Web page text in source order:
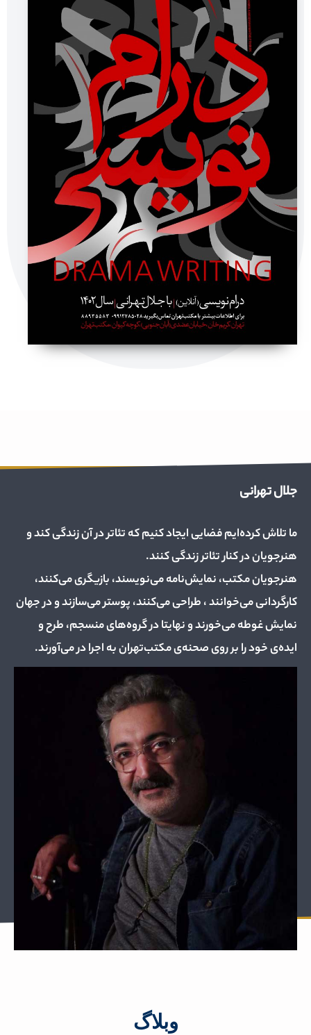
جلال تهرانی
ما تلاش کرده‌ایم فضایی ایجاد کنیم که تئاتر در آن زندگی کند و
هنرجویان در کنار تئاتر زندگی کنند.
هنرجویان مکتب، نمایش‌نامه می‌نویسند، بازیگری می‌کنند،
کارگردانی می‌خوانند ، طراحی می‌کنند، پوستر می‌سازند و در جهان
نمایش غوطه می‌خورند و نهایتا در گروه‌های منسجم، طرح و
ایده‌ی خود را بر روی صحنه‌ی مکتب‌تهران به اجرا در می‌آورند.
وبلاگ